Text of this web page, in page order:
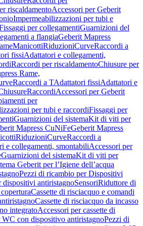
riscaldamentoAccessori per Geberit
Impermeabilizzazioni per tubi e
per collegamentiGuarnizioni del
a flangiaGeberit Mapress
ManicottiRiduzioniCurveRaccordi a
fissiAdattatori e collegamenti,
Raccordi per riscaldamentoChiusure per
Rame,
Raccordi a TAdattatori fissiAdattatori e
RaccordiAccessori per Geberit
per
per tubi e raccordiFissaggi per
Guarnizioni del sistemaKit di viti per
Mapress CuNiFeGeberit Mapress
RiduzioniCurveRaccordi a
e collegamenti, smontabiliAccessori per
Guarnizioni del sistemaKit di viti per
Geberit per l’Igiene dell’acqua
Pezzi di ricambio per Dispositivi
dispositivi antiristagnoSensoriRiduttore di
Cassette di risciacquo e comandi
Cassette di risciacquo da incasso
integratoAccessori per cassette di
con dispositivo antiristagnoPezzi di